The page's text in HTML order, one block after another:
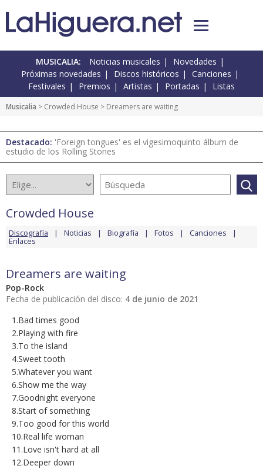
MUSICALIA: Noticias musicales
Novedades
Próximas novedades
Discos históricos
Canciones
Festivales
Premios Artistas Portadas Listas
Musicalia > Crowded House > Dreamers are waiting
Destacado: 'Foreign tongues' es el vigesimoquinto álbum de
estudio de los Rolling Stones
Crowded House
Discografía Noticias Biografía Fotos Canciones
Enlaces
Dreamers are waiting
Pop-Rock
Fecha de publicación del disco: 4 de junio de 2021
1.Bad times good
2.Playing with fire
3.To the island
4.Sweet tooth
5.Whatever you want
6.Show me the way
7.Goodnight everyone
8.Start of something
9.Too good for this world
10.Real life woman
11.Love isn't hard at all
12.Deeper down